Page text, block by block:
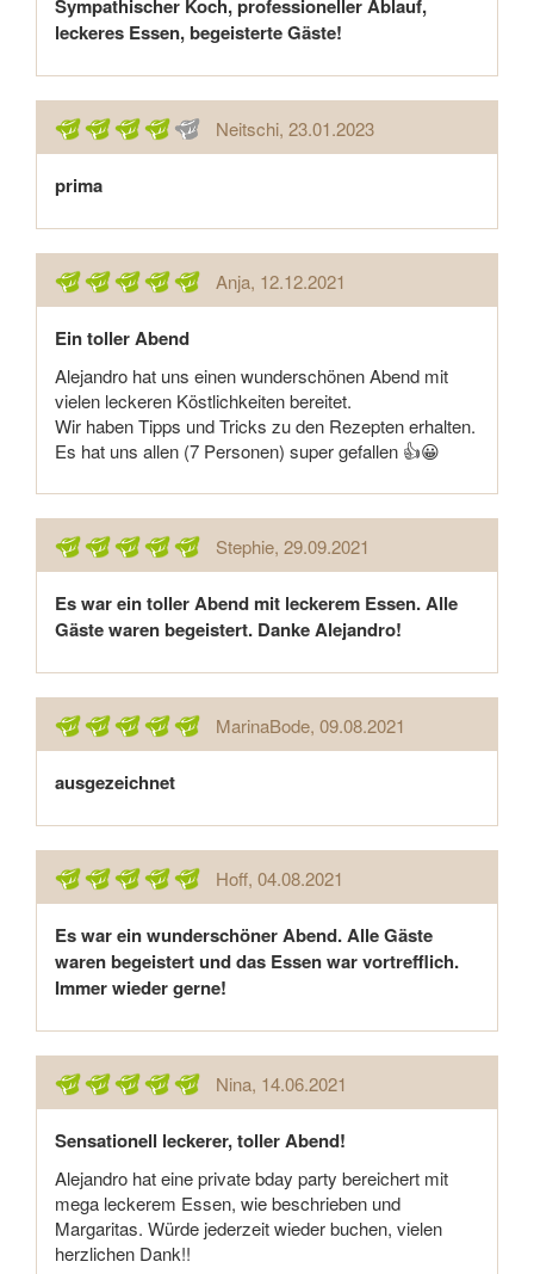
Sympathischer Koch, professioneller Ablauf,
leckeres Essen, begeisterte Gäste!
Neitschi, 23.01.2023
prima
Anja, 12.12.2021
Ein toller Abend
Alejandro hat uns einen wunderschönen Abend mit
vielen leckeren Köstlichkeiten bereitet.
Wir haben Tipps und Tricks zu den Rezepten erhalten.
Es hat uns allen (7 Personen) super gefallen 👍😀
Stephie, 29.09.2021
Es war ein toller Abend mit leckerem Essen. Alle
Gäste waren begeistert. Danke Alejandro!
MarinaBode, 09.08.2021
ausgezeichnet
Hoff, 04.08.2021
Es war ein wunderschöner Abend. Alle Gäste
waren begeistert und das Essen war vortrefflich.
Immer wieder gerne!
Nina, 14.06.2021
Sensationell leckerer, toller Abend!
Alejandro hat eine private bday party bereichert mit
mega leckerem Essen, wie beschrieben und
Margaritas. Würde jederzeit wieder buchen, vielen
herzlichen Dank!!